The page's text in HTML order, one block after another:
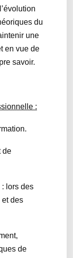
du
une
en vue de
savoir.
:
de
: lors des
et des
de